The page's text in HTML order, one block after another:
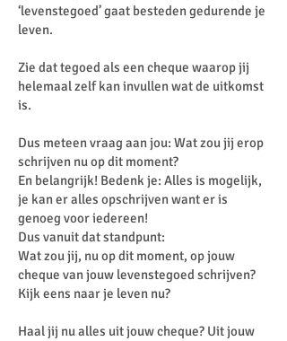
‘levenstegoed’ gaat besteden gedurende je
leven.
Zie dat tegoed als een cheque waarop jij
helemaal zelf kan invullen wat de uitkomst
is.
Dus meteen vraag aan jou: Wat zou jij erop
schrijven nu op dit moment?
En belangrijk! Bedenk je: Alles is mogelijk,
je kan er alles opschrijven want er is
genoeg voor iedereen!
Dus vanuit dat standpunt:
Wat zou jij, nu op dit moment, op jouw
cheque van jouw levenstegoed schrijven?
Kijk eens naar je leven nu?
Haal jij nu alles uit jouw cheque? Uit jouw